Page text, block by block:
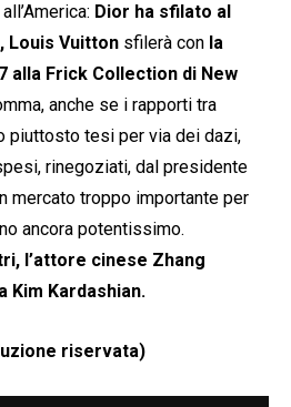
Dior ha sfilato al
Louis Vuitton sfilerà con la
alla Frick Collection di New
anche se i rapporti tra
piuttosto tesi per via dei dazi,
rinegoziati, dal presidente
mercato troppo importante per
ancora potentissimo.
l’attore cinese Zhang
Kim Kardashian.
riservata)